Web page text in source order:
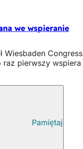
we wspieranie
Wiesbaden Congress
raz pierwszy wspiera
Pamiętaj